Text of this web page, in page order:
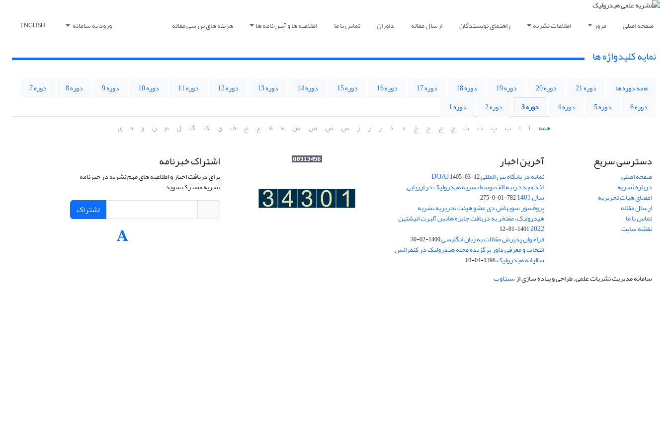
صفحه اصلی مرور اطلاعات نشریه راهنمای نویسندگان ارسال مقاله داوران تماس با ما اطلاعیه ها و آیین نامه ها هزینه های بررسی مقاله ورود به سامانه ENGLISH
نمایه کلیدواژه ها
همه دوره ها دوره 21 دوره 20 دوره 19 دوره 18 دوره 17 دوره 16 دوره 15 دوره 14 دوره 13 دوره 12 دوره 11 دوره 10 دوره 9 دوره 8
دوره 7
دوره 6
دوره 5 دوره 4 دوره 3 دوره 2
دوره 1
همه
آ ا ب پ ت ث ج چ ح خ د ذ ر ز ژ س ش ص ض ط ظ ع غ ف ق ک گ ل م ن و ه ی
دسترسی سریع
صفحه اصلی
درباره نشریه
اعضای هیات تحریریه
ارسال مقاله
تماس با ما
نقشه سایت
آخرین اخبار
نمایه در پایگاه بین المللی DOAJ1405-03-12
اخذ مجدد رتبه الف توسط نشریه هیدرولیک در ارزیابی
سال 1401 782-01-0-275
پروفسور سوبهاش دی عضو هیئت تحریریه نشریه
هیدرولیک، مفتخر به دریافت جایزه هانس آلبرت انیشتین
2022
1401-01-12
فراخوان پذیرش مقالات به زبان انگلیسی1400-02-30
انتخاب و معرفی داور برگزیده مجله هیدرولیک در کنفرانس
سالیانه هیدرولیک1398-04-01
اشتراک خبرنامه
برای دریافت اخبار و اطلاعیه های مهم نشریه در خبرنامه
نشریه مشترک شوید.
اشتراک
سامانه مدیریت نشریات علمی.طراحی و پیاده سازی ازسیناوب